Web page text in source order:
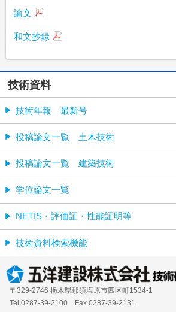
論文
和文抄録
技術資料
技術年報 最新号
投稿論文一覧 土木技術
投稿論文一覧 建築技術
学位論文一覧
NETIS・評価証・性能証明等
技術資料検索機能
〒329-2746 栃木県那須塩原市四区町1534-1
Tel.0287-39‐2100 Fax.0287-39-2131